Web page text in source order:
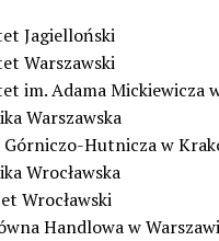
Jagielloński
Warszawski
im. Adama Mickiewicza
Warszawska
Górniczo-Hutnicza w
Wrocławska
Wrocławski
Handlowa w